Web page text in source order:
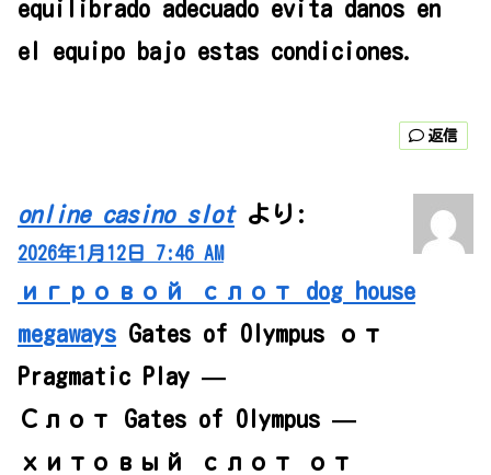
equilibrado adecuado evita danos en
el equipo bajo estas condiciones.
返信
online casino slot より:
2026年1月12日 7:46 AM
игровой слот dog house
megaways Gates of Olympus от
Pragmatic Play —
Слот Gates of Olympus —
хитовый слот от